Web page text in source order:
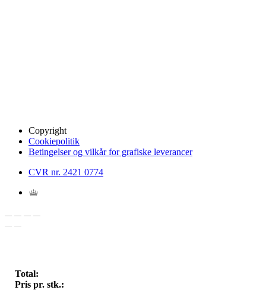
Total:
Pris pr. stk.:
Copyright
Cookiepolitik
Betingelser og vilkår for grafiske leverancer
CVR nr. 2421 0774